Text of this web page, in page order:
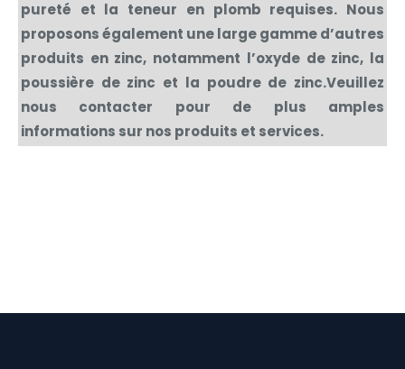
pureté et la teneur en plomb requises. Nous
proposons également une large gamme d’autres
produits en zinc, notamment l’oxyde de zinc, la
poussière de zinc et la poudre de zinc.Veuillez
nous contacter pour de plus amples
informations sur nos produits et services.